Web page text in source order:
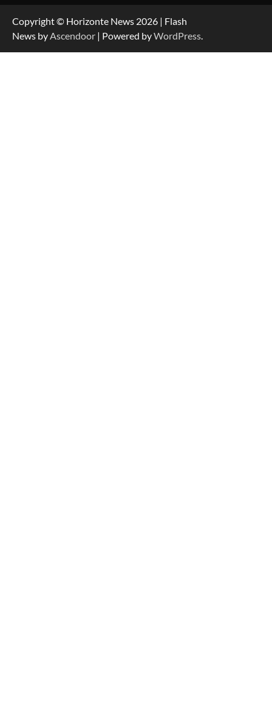
Copyright © Horizonte News 2026 | Flash
News byAscendoor | Powered byWordPress.